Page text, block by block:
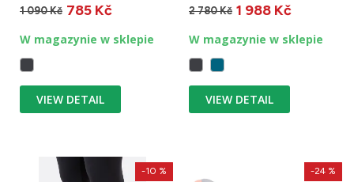
Oddychające,...
1 090 Kč 785 Kč
W magazynie w sklepie
VIEW DETAIL
G. Idealna do...
2 780 Kč 1 988 Kč
W magazynie w sklepie
VIEW DETAIL
-10 % -24 %